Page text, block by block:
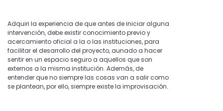
Adquiri la experiencia de que antes de iniciar alguna
intervención, debe existir conocimiento previo y
acercamiento oficial a la o las instituciones, para
facilitar el desarrollo del proyecto, aunado a hacer
sentir en un espacio seguro a aquellos que son
externos a la misma institución. Además, de
entender que no siempre las cosas van a salir como
se plantean, por ello, siempre existe la improvisación.